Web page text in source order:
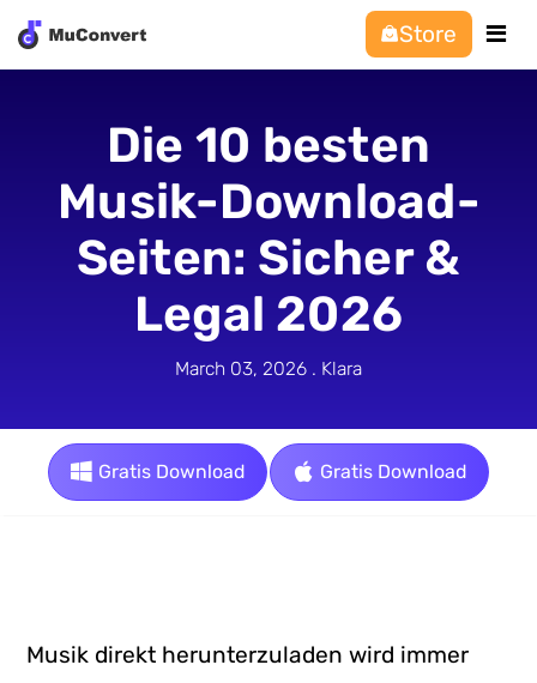
Store
Die 10 besten
Musik-Download-
Seiten: Sicher &
Legal 2026
March 03, 2026 . Klara
Gratis Download Gratis Download
Musik direkt herunterzuladen wird immer